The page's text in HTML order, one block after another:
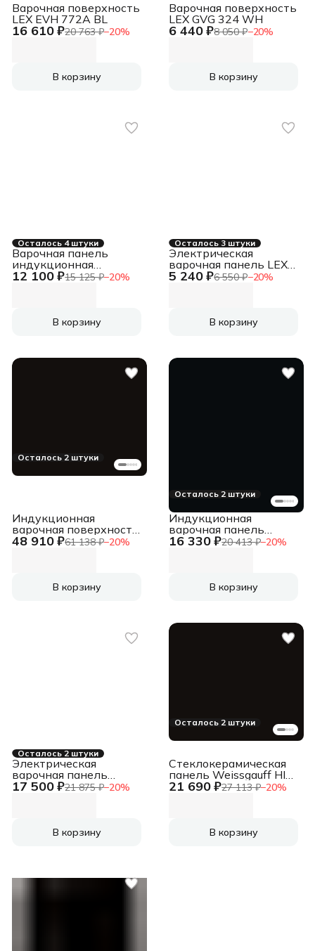
16 610 ₽20 763 ₽−20%
Варочная поверхность
LEX EVH 772A BL
В корзину
6 440 ₽8 050 ₽−20%
Варочная поверхность
LEX GVG 324 WH
В корзину
Осталось 4 штуки
12 100 ₽15 125 ₽−20%
Варочная панель
индукционная
DeLonghi ELETTRA
В корзину
Осталось 3 штуки
5 240 ₽6 550 ₽−20%
Электрическая
варочная панель LEX
EVH 320A BL Hi-Light,
В корзину
Осталось 2 штуки
48 910 ₽61 138 ₽−20%
Индукционная
варочная поверхность
Weissgauff HI 649 Dual
В корзину
Осталось 2 штуки
16 330 ₽20 413 ₽−20%
Индукционная
варочная панель
Zigmund & Shtain CI
В корзину
Осталось 2 штуки
17 500 ₽21 875 ₽−20%
Электрическая
варочная панель
Zigmund & Shtain CN
В корзину
Осталось 2 штуки
21 690 ₽27 113 ₽−20%
Стеклокерамическая
панель Weissgauff HI
642 BSCM
В корзину